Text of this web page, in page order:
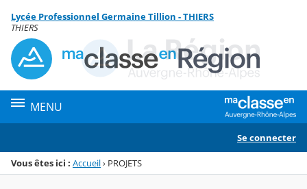
Menu de la rubrique
Contenu
Lycée Professionnel Germaine Tillion - THIERS
THIERS
MENU
Se connecter
Vous êtes ici : Accueil› PROJETS